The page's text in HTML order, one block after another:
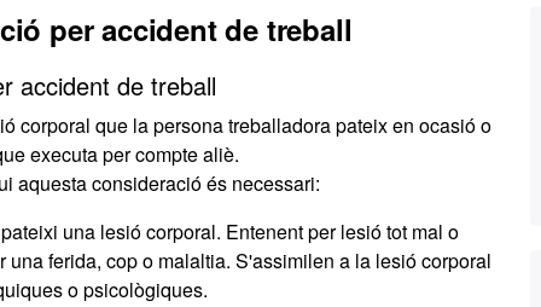
per accident de treball
accident de treball
corporal que la persona treballadora pateix en ocasió o
executa per compte aliè.
aquesta consideració és necessari:
una lesió corporal. Entenent per lesió tot mal o
una ferida, cop o malaltia. S'assimilen a la lesió corporal
o psicològiques.